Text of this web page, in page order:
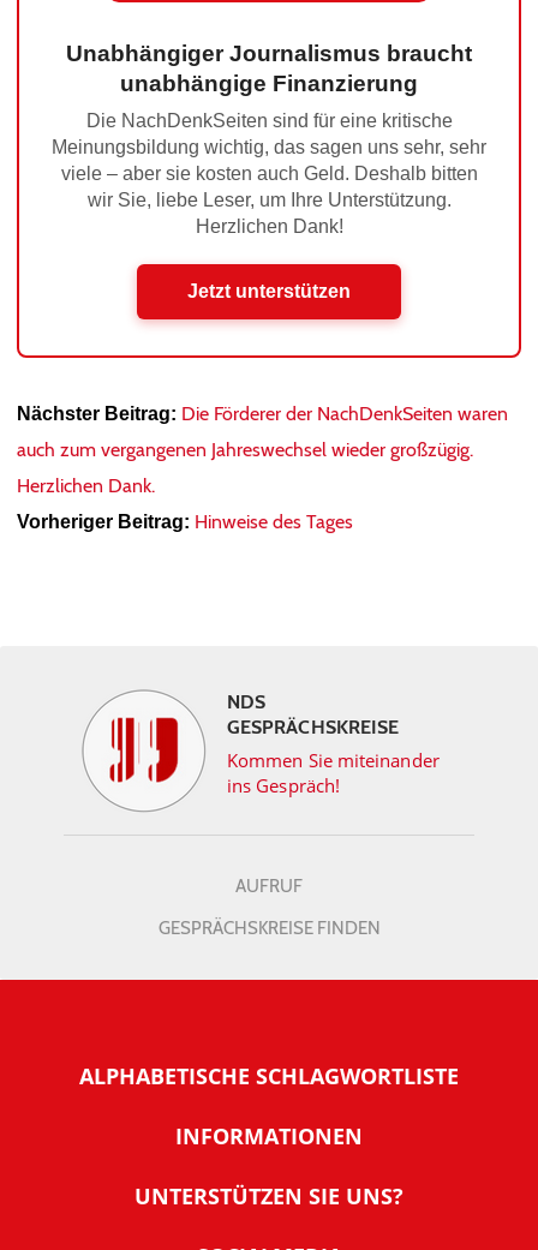
Unabhängiger Journalismus braucht
unabhängige Finanzierung
Die NachDenkSeiten sind für eine kritische
Meinungsbildung wichtig, das sagen uns sehr, sehr
viele – aber sie kosten auch Geld. Deshalb bitten
wir Sie, liebe Leser, um Ihre Unterstützung.
Herzlichen Dank!
Jetzt unterstützen
Nächster Beitrag: Die Förderer der NachDenkSeiten waren
auch zum vergangenen Jahreswechsel wieder großzügig.
Herzlichen Dank.
Vorheriger Beitrag: Hinweise des Tages
NDS
GESPRÄCHSKREISE
Kommen Sie miteinander
ins Gespräch!
AUFRUF
GESPRÄCHSKREISE FINDEN
ALPHABETISCHE SCHLAGWORTLISTE
INFORMATIONEN
Warum NachDenkSeiten
UNTERSTÜTZEN SIE UNS?